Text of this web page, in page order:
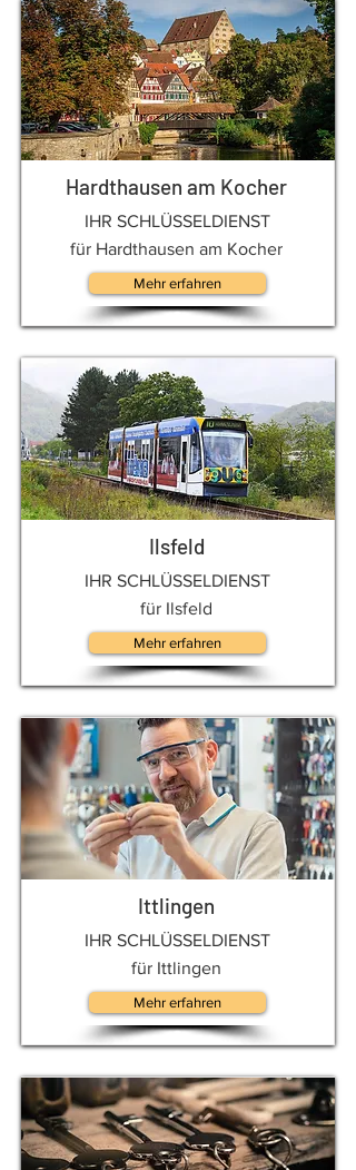
Hardthausen am Kocher
IHR SCHLÜSSELDIENST
für Hardthausen am Kocher
Mehr erfahren
Ilsfeld
IHR SCHLÜSSELDIENST
für Ilsfeld
Mehr erfahren
Ittlingen
IHR SCHLÜSSELDIENST
für Ittlingen
Mehr erfahren